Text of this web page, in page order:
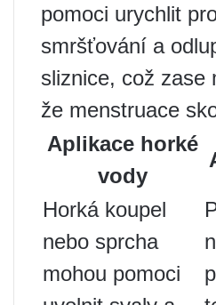
pomoci urychlit
smršťování a
sliznice, což zase
že menstruace
Aplikace horké
vody
Horká koupel
nebo sprcha
mohou pomoci